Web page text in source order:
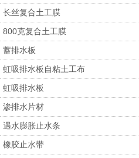
长丝复合土工膜
800克复合土工膜
蓄排水板
虹吸排水板自粘土工布
虹吸排水板
渗排水片材
遇水膨胀止水条
橡胶止水带